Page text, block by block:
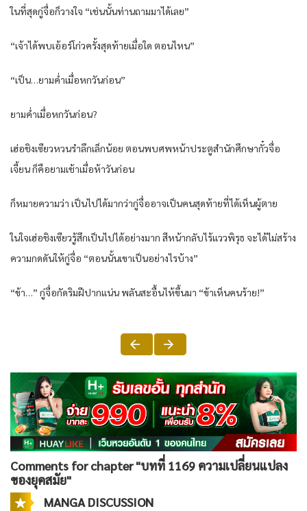
ในที่สุดกู่จื่อก็วางใจ “เช่นนั้นท่านถามมาได้เลย”
“เจ้าได้พบเอ้อร์โก่วครั้งสุดท้ายเมื่อใด ตอนไหน”
“เป็น…ยามค่ำเมื่อหกวันก่อน”
ยามค่ำเมื่อหกวันก่อน?
เฮ่อชิงเซียวหวนรำลึกเล็กน้อย ตอนพบศพหน้าประตูสำนักศึกษากั๋วจื่อ
เจี้ยน ก็คือยามเช้าเมื่อห้าวันก่อน
ก็หมายความว่า เป็นไปได้มากว่ากู่จื่ออาจเป็นคนสุดท้ายที่ได้เห็นผู้ตาย
ในใจเฮ่อชิงเซียวรู้สึกเป็นไปได้อย่างมาก สีหน้ากลับไร้แววพิรุธ จะได้ไม่สร้าง
ความกดดันให้กู่จื่อ “ตอนนั้นเขาเป็นอย่างไรบ้าง”
“ข้า…” กู่จื่อกัดริมฝีปากแน่น พลันสะอื้นไห้ขึ้นมา “ข้าเห็นคนร้าย!”
Comments for chapter "บทที่ 1169 ความเปลี่ยนแปลง
ของยุคสมัย"
MANGA DISCUSSION